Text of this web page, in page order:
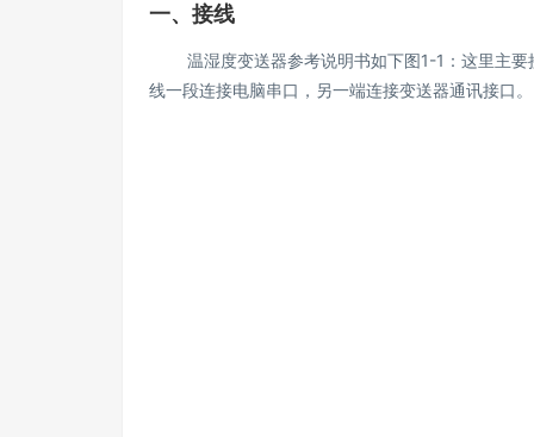
一、接线
温湿度变送器参考说明书如下图1-1：这里主要
线一段连接电脑串口，另一端连接变送器通讯接口。